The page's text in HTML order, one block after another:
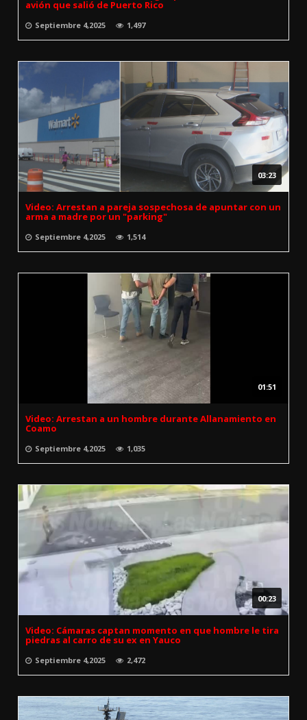
avión que salió de Puerto Rico
Septiembre 4,2025 1,497
03:23
Video: Arrestan a pareja sospechosa de apuntar con un
arma a madre por un "parking"
Septiembre 4,2025 1,514
01:51
Video: Arrestan a un hombre durante Allanamiento en
Coamo
Septiembre 4,2025 1,035
00:23
Video: Cámaras captan momento en que hombre le tira
piedras al carro de su ex en Yauco
Septiembre 4,2025 2,472